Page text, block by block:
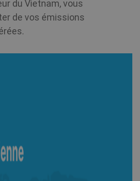
du Vietnam, vous
de vos émissions